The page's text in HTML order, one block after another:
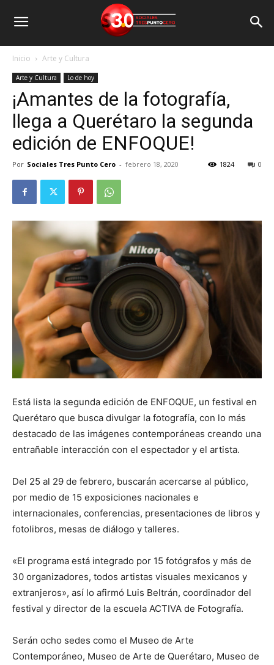
Inicio Arte y Cultura
Arte y Cultura Lo de hoy
¡Amantes de la fotografía,
llega a Querétaro la segunda
edición de ENFOQUE!
Por Sociales Tres Punto Cero - febrero 18, 2020 0
1824
Está lista la segunda edición de ENFOQUE, un festival en
Querétaro que busca divulgar la fotografía, con lo más
destacado de las imágenes contemporáneas creando una
entrañable interacción con el espectador y el artista.
Del 25 al 29 de febrero, buscarán acercarse al público,
por medio de 15 exposiciones nacionales e
internacionales, conferencias, presentaciones de libros y
fotolibros, mesas de diálogo y talleres.
«El programa está integrado por 15 fotógrafos y más de
30 organizadores, todos artistas visuales mexicanos y
extranjeros», así lo afirmó Luis Beltrán, coordinador del
festival y director de la escuela ACTIVA de Fotografía.
Serán ocho sedes como el Museo de Arte
Contemporáneo, Museo de Arte de Querétaro, Museo de